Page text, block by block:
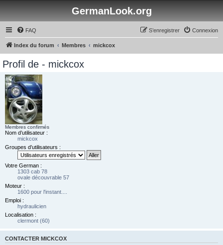
GermanLook.org
FAQ Connexion
S’enregistrer
Index du forum Membres mickcox
Profil de - mickcox
Membres confirmés
Nom d’utilisateur :
mickcox
Groupes d’utilisateurs :
Votre German :
1303 cab 78
ovale découvrable 57
Moteur :
1600 pour l'instant....
Emploi :
hydraulicien
Localisation :
clermont (60)
CONTACTER MICKCOX